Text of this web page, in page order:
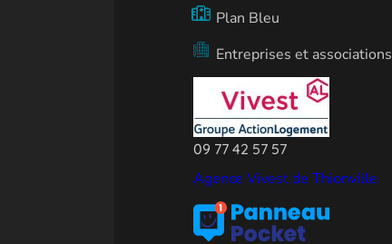
Plan Bleu
Entreprises et associations
09 77 42 57 57
Agence Vivest de Thionville